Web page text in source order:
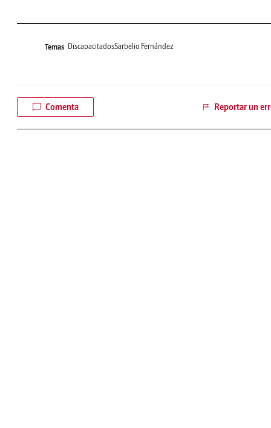
Temas DiscapacitadosSarbelio Fernández
Comenta Reportar un